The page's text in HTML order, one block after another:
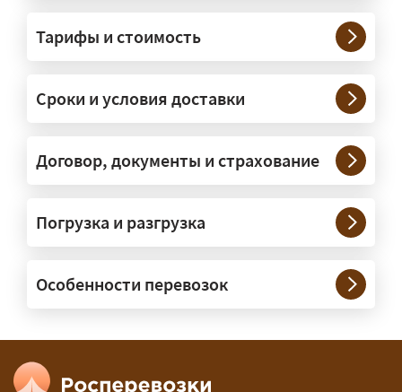
— На тралах и низкорамниках —
платформах, рассчитанных на
крупногабаритную технику и
конструкции. Транспорт подбираем
под конкретные размеры и вес груза.
сопровождение?
организуем. Потребность в машинах
прикрытия зависит от габаритов
груза и маршрута; это определяется
Тарифы и стоимость
Сроки и условия доставки
Договор, документы и страхование
Погрузка и разгрузка
Особенности перевозок